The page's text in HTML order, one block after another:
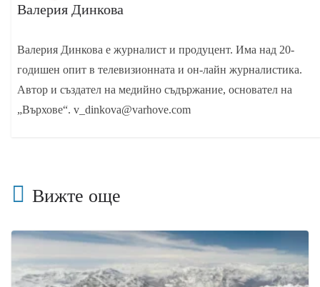
Валерия Динкова
Валерия Динкова е журналист и продуцент. Има над 20-
годишен опит в телевизионната и он-лайн журналистика.
Автор и създател на медийно съдържание, основател на
„Върхове“. v_dinkova@varhove.com
Вижте още